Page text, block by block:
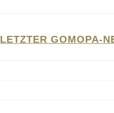
LETZTER GOMOPA-